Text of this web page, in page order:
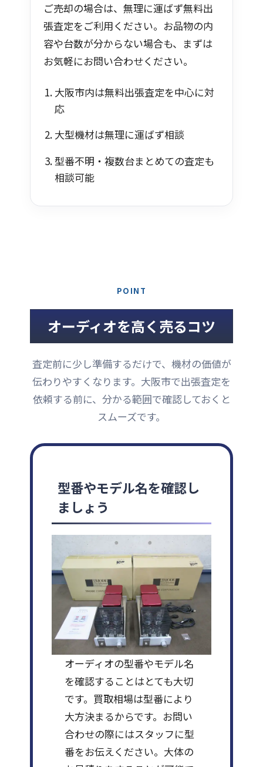
ご売却の場合は、無理に運ばず無料出
張査定をご利用ください。お品物の内
容や台数が分からない場合も、まずは
お気軽にお問い合わせください。
大阪市内は無料出張査定を中心に対
応
大型機材は無理に運ばず相談
型番不明・複数台まとめての査定も
相談可能
POINT
オーディオを高く売るコツ
査定前に少し準備するだけで、機材の価値が
伝わりやすくなります。大阪市で出張査定を
依頼する前に、分かる範囲で確認しておくと
スムーズです。
型番やモデル名を確認し
ましょう
オーディオの型番やモデル名
を確認することはとても大切
です。買取相場は型番により
大方決まるからです。お問い
合わせの際にはスタッフに型
番をお伝えください。大体の